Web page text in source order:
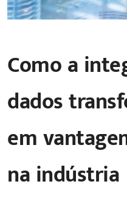
Como a
dados
em
na indústria